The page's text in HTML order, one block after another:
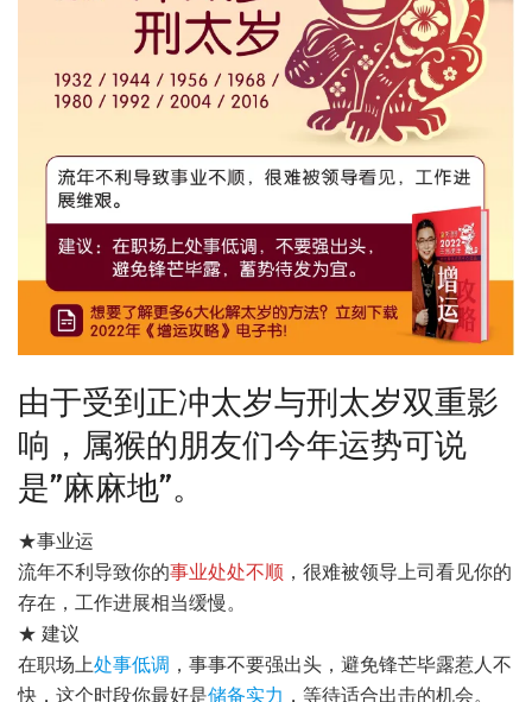
由于受到正冲太岁与刑太岁双重影
响，属猴的朋友们今年运势可说
是”麻麻地”。
★事业运
流年不利导致你的事业处处不顺 ，很难被领导上司看见你的
存在，工作进展相当缓慢。
★ 建议
在职场上处事低调 ，事事不要强出头，避免锋芒毕露惹人不
快，这个时段你最好是储备实力 ，等待适合出击的机会。